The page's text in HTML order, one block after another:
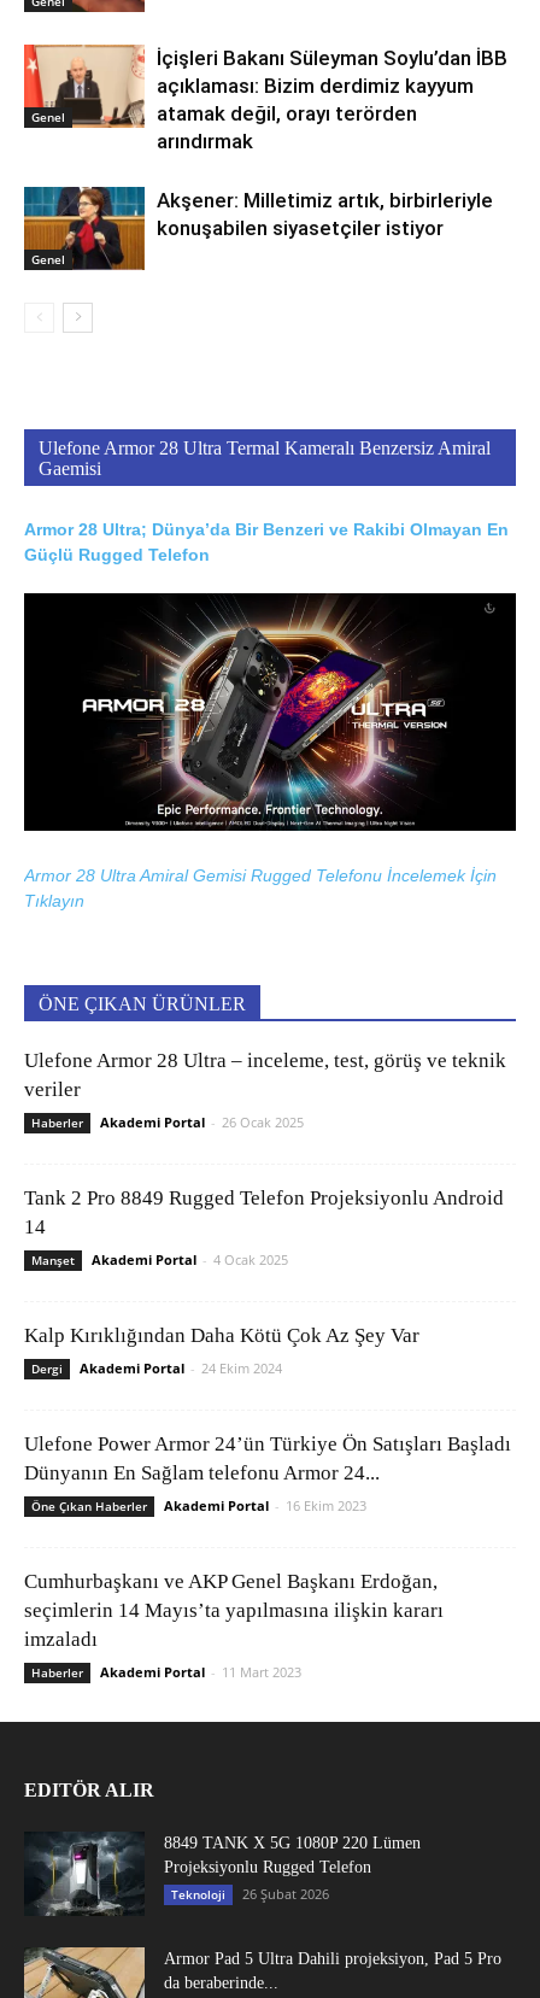
Genel
İçişleri Bakanı Süleyman Soylu’dan İBB
açıklaması: Bizim derdimiz kayyum
atamak değil, orayı terörden
arındırmak
Genel
Akşener: Milletimiz artık, birbirleriyle
konuşabilen siyasetçiler istiyor
Ulefone Armor 28 Ultra Termal Kameralı Benzersiz Amiral
Gaemisi
Armor 28 Ultra; Dünya’da Bir Benzeri ve Rakibi Olmayan En
Güçlü Rugged Telefon
Armor 28 Ultra Amiral Gemisi Rugged Telefonu İncelemek İçin
Tıklayın
ÖNE ÇIKAN ÜRÜNLER
Ulefone Armor 28 Ultra – inceleme, test, görüş ve teknik
veriler
Haberler Akademi Portal - 26 Ocak 2025
Tank 2 Pro 8849 Rugged Telefon Projeksiyonlu Android
14
Manşet Akademi Portal - 4 Ocak 2025
Kalp Kırıklığından Daha Kötü Çok Az Şey Var
Dergi Akademi Portal - 24 Ekim 2024
Ulefone Power Armor 24’ün Türkiye Ön Satışları Başladı
Dünyanın En Sağlam telefonu Armor 24...
Öne Çıkan Haberler Akademi Portal - 16 Ekim 2023
Cumhurbaşkanı ve AKP Genel Başkanı Erdoğan,
seçimlerin 14 Mayıs’ta yapılmasına ilişkin kararı
imzaladı
Haberler Akademi Portal - 11 Mart 2023
EDITÖR ALIR
8849 TANK X 5G 1080P 220 Lümen
Projeksiyonlu Rugged Telefon
Teknoloji 26 Şubat 2026
Armor Pad 5 Ultra Dahili projeksiyon, Pad 5 Pro
da beraberinde...